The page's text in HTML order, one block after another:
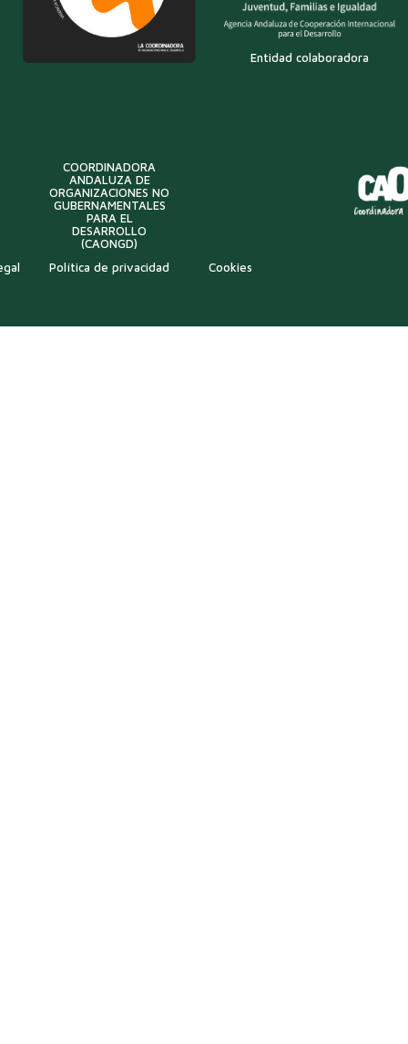
Entidad colaboradora
COORDINADORA
ANDALUZA DE
ORGANIZACIONES NO
GUBERNAMENTALES
PARA EL
DESARROLLO
(CAONGD)
Política de privacidad Cookies